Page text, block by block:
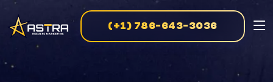
(+1) 786-643-3036
SERVICIOS DE COMERCIALIZACIÓN